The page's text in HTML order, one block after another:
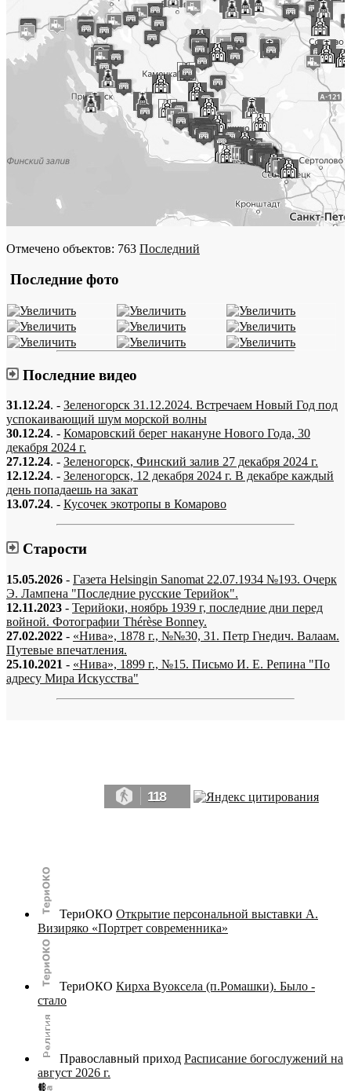
Отмечено объектов: 763 Последний
Последние фото
Последние видео
31.12.24. - Зеленогорск 31.12.2024. Встречаем Новый Год под
успокаивающий шум морской волны
30.12.24. - Комаровский берег накануне Нового Года, 30
декабря 2024 г.
27.12.24. - Зеленогорск, Финский залив 27 декабря 2024 г.
12.12.24. - Зеленогорск, 12 декабря 2024 г. В декабре каждый
день попадаешь на закат
13.07.24. - Кусочек экотропы в Комарово
Старости
15.05.2026 - Газета Helsingin Sanomat 22.07.1934 №193. Очерк
Э. Лампена "Последние русские Терийок".
12.11.2023 - Терийоки, ноябрь 1939 г, последние дни перед
войной. Фотографии Thérèse Bonney.
27.02.2022 - «Нива», 1878 г., №№30, 31. Петр Гнедич. Валаам.
Путевые впечатления.
25.10.2021 - «Нива», 1899 г., №15. Письмо И. Е. Репина "По
адресу Мира Искусства"
118
ТериОКО Открытие персональной выставки А.
Визиряко «Портрет современника»
ТериОКО Кирха Вуоксела (п.Ромашки). Было -
стало
Православный приход Расписание богослужений на
август 2026 г.